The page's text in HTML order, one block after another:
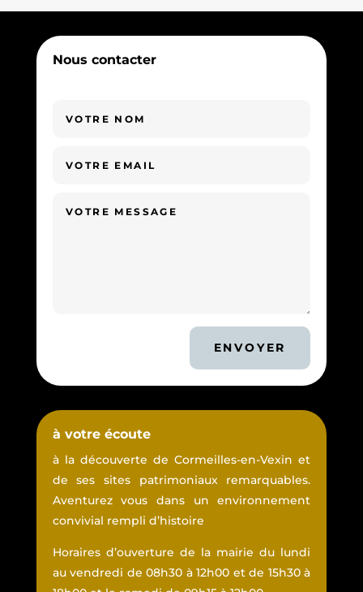
Nous contacter
ENVOYER
à votre écoute
à la découverte de Cormeilles-en-Vexin et
de ses sites patrimoniaux remarquables.
Aventurez vous dans un environnement
convivial rempli d’histoire
Horaires d’ouverture de la mairie du lundi
au vendredi de 08h30 à 12h00 et de 15h30 à